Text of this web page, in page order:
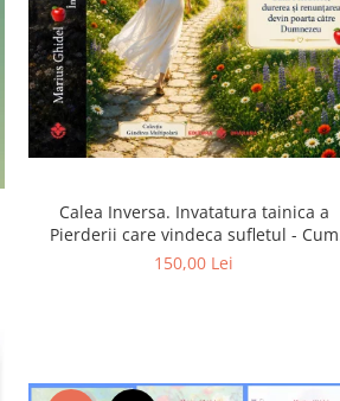
Calea Inversa. Invatatura tainica a
Pierderii care vindeca sufletul - Cum
Pierderea, durerea si renuntarea devin
150,00 Lei